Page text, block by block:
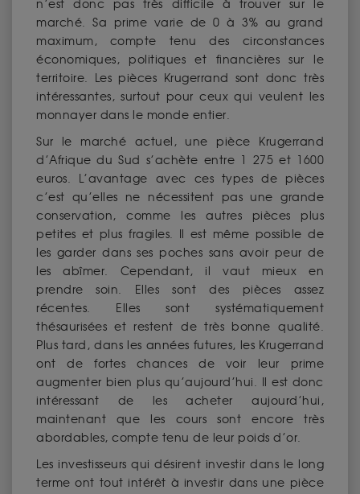
n’est donc pas très difficile à trouver sur le
marché. Sa prime varie de 0 à 3% au grand
maximum, compte tenu des circonstances
économiques, politiques et financières sur le
territoire. Les pièces Krugerrand sont donc très
intéressantes, surtout pour ceux qui veulent les
monnayer dans le monde entier.
Sur le marché actuel, une pièce Krugerrand
d’Afrique du Sud s’achète entre 1 275 et 1600
euros. L’avantage avec ces types de pièces
c’est qu’elles ne nécessitent pas une grande
conservation, comme les autres pièces plus
petites et plus fragiles. Il est même possible de
les garder dans ses poches sans avoir peur de
les abîmer. Cependant, il vaut mieux en
prendre soin. Elles sont des pièces assez
récentes. Elles sont systématiquement
thésaurisées et restent de très bonne qualité.
Plus tard, dans les années futures, les Krugerrand
ont de fortes chances de voir leur prime
augmenter bien plus qu’aujourd’hui. Il est donc
intéressant de les acheter aujourd’hui,
maintenant que les cours sont encore très
abordables, compte tenu de leur poids d’or.
Les investisseurs qui désirent investir dans le long
terme ont tout intérêt à investir dans une pièce